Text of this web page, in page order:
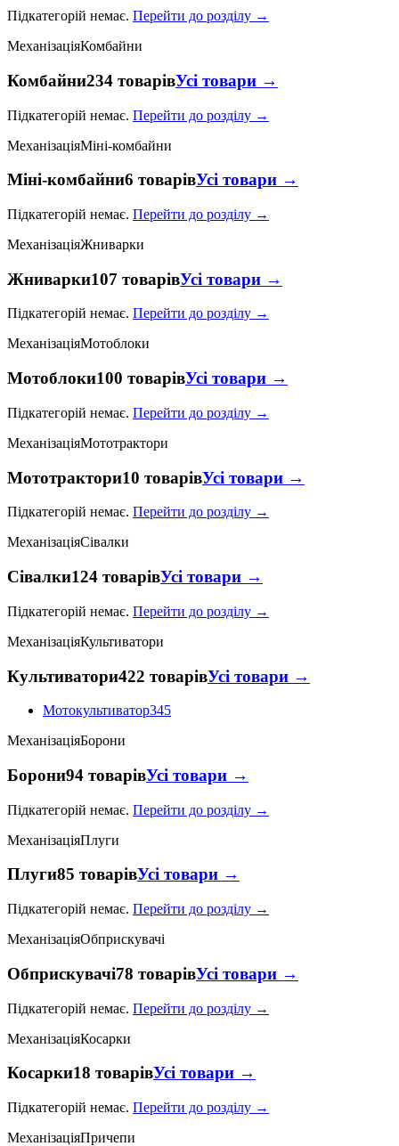
Підкатегорій немає. Перейти до розділу →
МеханізаціяКомбайни
Комбайни234 товарівУсі товари →
Підкатегорій немає. Перейти до розділу →
МеханізаціяМіні-комбайни
Міні-комбайни6 товарівУсі товари →
Підкатегорій немає. Перейти до розділу →
МеханізаціяЖниварки
Жниварки107 товарівУсі товари →
Підкатегорій немає. Перейти до розділу →
МеханізаціяМотоблоки
Мотоблоки100 товарівУсі товари →
Підкатегорій немає. Перейти до розділу →
МеханізаціяМототрактори
Мототрактори10 товарівУсі товари →
Підкатегорій немає. Перейти до розділу →
МеханізаціяСівалки
Сівалки124 товарівУсі товари →
Підкатегорій немає. Перейти до розділу →
МеханізаціяКультиватори
Культиватори422 товарівУсі товари →
Мотокультиватор345
МеханізаціяБорони
Борони94 товарівУсі товари →
Підкатегорій немає. Перейти до розділу →
МеханізаціяПлуги
Плуги85 товарівУсі товари →
Підкатегорій немає. Перейти до розділу →
МеханізаціяОбприскувачі
Обприскувачі78 товарівУсі товари →
Підкатегорій немає. Перейти до розділу →
МеханізаціяКосарки
Косарки18 товарівУсі товари →
Підкатегорій немає. Перейти до розділу →
МеханізаціяПричепи